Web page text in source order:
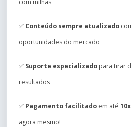
com milhas
✅ Conteúdo sempre atualizado
oportunidades do mercado
✅ Suporte especializado para tirar
resultados
✅ Pagamento facilitado em até 10x
agora mesmo!